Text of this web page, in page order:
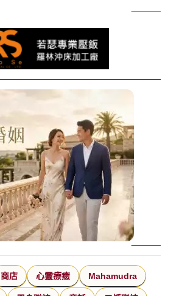
商店 心靈療癒 Mahamudra